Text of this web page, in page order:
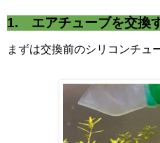
1. エアチューブを交換
まずは交換前のシリコンチュ